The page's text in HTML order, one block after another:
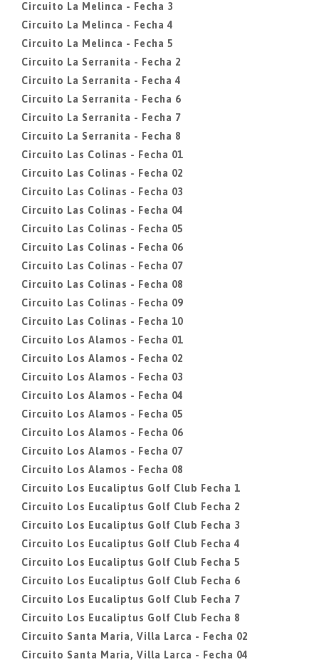
Circuito La Melinca - Fecha 3
Circuito La Melinca - Fecha 4
Circuito La Melinca - Fecha 5
Circuito La Serranita - Fecha 2
Circuito La Serranita - Fecha 4
Circuito La Serranita - Fecha 6
Circuito La Serranita - Fecha 7
Circuito La Serranita - Fecha 8
Circuito Las Colinas - Fecha 01
Circuito Las Colinas - Fecha 02
Circuito Las Colinas - Fecha 03
Circuito Las Colinas - Fecha 04
Circuito Las Colinas - Fecha 05
Circuito Las Colinas - Fecha 06
Circuito Las Colinas - Fecha 07
Circuito Las Colinas - Fecha 08
Circuito Las Colinas - Fecha 09
Circuito Las Colinas - Fecha 10
Circuito Los Alamos - Fecha 01
Circuito Los Alamos - Fecha 02
Circuito Los Alamos - Fecha 03
Circuito Los Alamos - Fecha 04
Circuito Los Alamos - Fecha 05
Circuito Los Alamos - Fecha 06
Circuito Los Alamos - Fecha 07
Circuito Los Alamos - Fecha 08
Circuito Los Eucaliptus Golf Club Fecha 1
Circuito Los Eucaliptus Golf Club Fecha 2
Circuito Los Eucaliptus Golf Club Fecha 3
Circuito Los Eucaliptus Golf Club Fecha 4
Circuito Los Eucaliptus Golf Club Fecha 5
Circuito Los Eucaliptus Golf Club Fecha 6
Circuito Los Eucaliptus Golf Club Fecha 7
Circuito Los Eucaliptus Golf Club Fecha 8
Circuito Santa Maria, Villa Larca - Fecha 02
Circuito Santa Maria, Villa Larca - Fecha 04